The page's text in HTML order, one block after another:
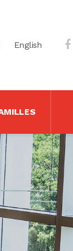
English